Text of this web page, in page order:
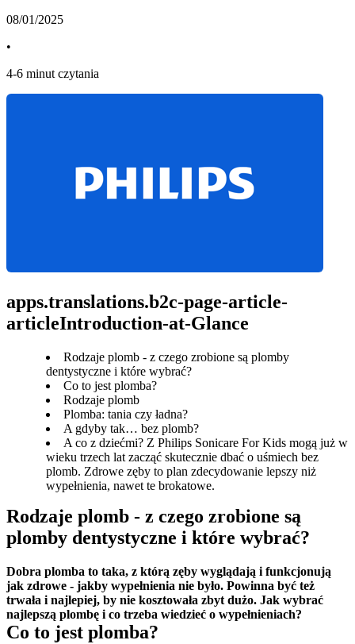
08/01/2025
•
4-6 minut czytania
apps.translations.b2c-page-article-
articleIntroduction-at-Glance
Rodzaje plomb - z czego zrobione są plomby
dentystyczne i które wybrać?
Co to jest plomba?
Rodzaje plomb
Plomba: tania czy ładna?
A gdyby tak… bez plomb?
A co z dziećmi? Z Philips Sonicare For Kids mogą już w
wieku trzech lat zacząć skutecznie dbać o uśmiech bez
plomb. Zdrowe zęby to plan zdecydowanie lepszy niż
wypełnienia, nawet te brokatowe.
Rodzaje plomb - z czego zrobione są
plomby dentystyczne i które wybrać?
Dobra plomba to taka, z którą zęby wyglądają i funkcjonują
jak zdrowe - jakby wypełnienia nie było. Powinna być też
trwała i najlepiej, by nie kosztowała zbyt dużo. Jak wybrać
najlepszą plombę i co trzeba wiedzieć o wypełnieniach?
Co to jest plomba?